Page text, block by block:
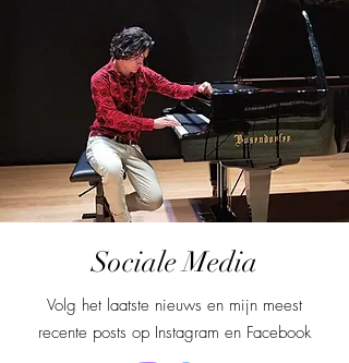
Sociale Media
Volg het laatste nieuws en mijn meest
recente posts op Instagram en Facebook